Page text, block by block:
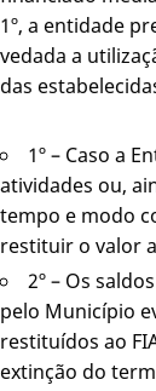
1º, a entidade
vedada a
das
1º – Caso a
atividades ou,
tempo e modo
restituir o valor
2º – Os
pelo Município
restituídos ao
extinção do